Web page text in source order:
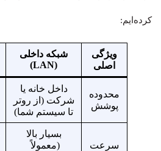
کرده‌ایم:
ویژگی
اصلی
شبکه داخلی
(LAN)
محدوده
پوشش
داخل خانه یا
شرکت (از روتر
تا سیستم شما)
سرعت
بسیار بالا
(معمولاً